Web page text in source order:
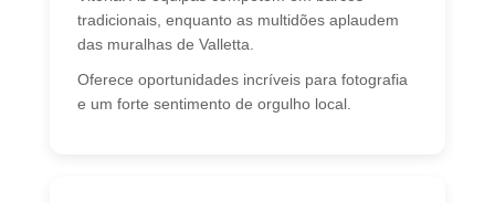
tradicionais, enquanto as multidões aplaudem
das muralhas de Valletta.
Oferece oportunidades incríveis para fotografia
e um forte sentimento de orgulho local.